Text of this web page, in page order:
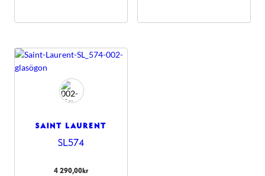
SAINT LAURENT
SL574
4 290,00kr